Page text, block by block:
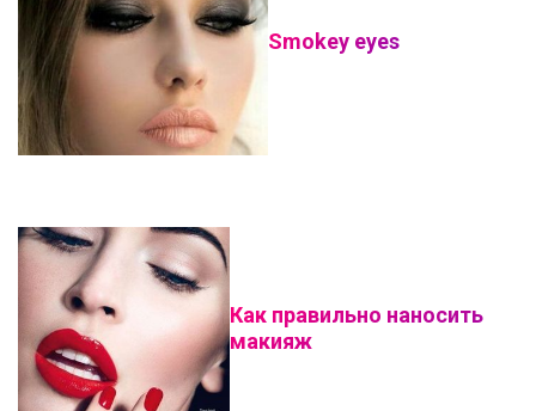
Smokey eyes
Как правильно наносить
макияж